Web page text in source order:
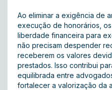
Ao eliminar a exigência de
execução de honorários,
liberdade financeira para
não precisam despender
receberem os valores
prestados. Isso contribui
equilibrada entre
fortalecer a valorização da